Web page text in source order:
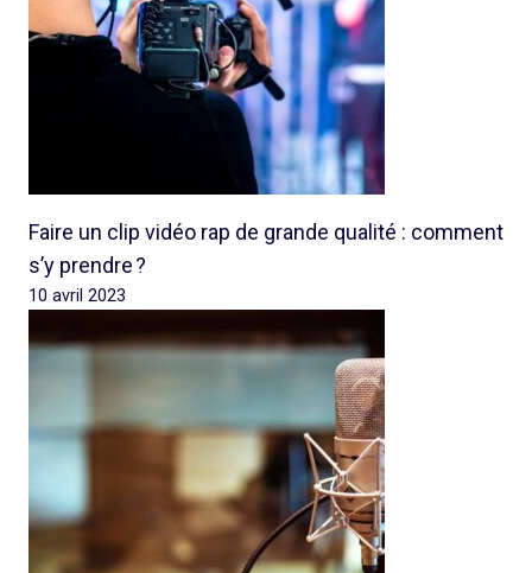
Faire un clip vidéo rap de grande qualité : comment
s’y prendre ?
10 avril 2023